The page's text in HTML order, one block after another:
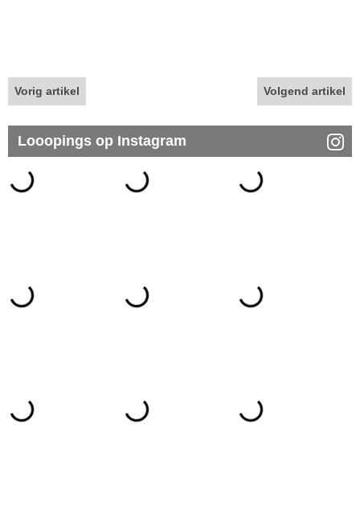
Vorig artikel Volgend artikel
Looopings op Instagram